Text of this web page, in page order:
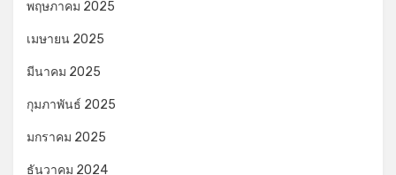
พฤษภาคม 2025
เมษายน 2025
มีนาคม 2025
กุมภาพันธ์ 2025
มกราคม 2025
ธันวาคม 2024